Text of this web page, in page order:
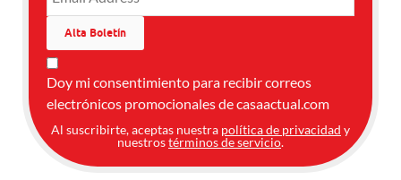
Doy mi consentimiento para recibir correos
electrónicos promocionales de casaactual.com
Al suscribirte, aceptas nuestra política de privacidad y
nuestrostérminos de servicio.